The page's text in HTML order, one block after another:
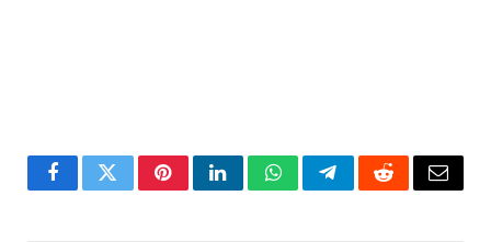
FacebookTwitterPinterestLinkedInWhatsAppTelegramRedditEmail